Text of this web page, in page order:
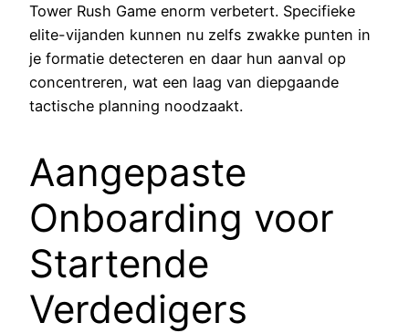
Tower Rush Game enorm verbetert. Specifieke
elite-vijanden kunnen nu zelfs zwakke punten in
je formatie detecteren en daar hun aanval op
concentreren, wat een laag van diepgaande
tactische planning noodzaakt.
Aangepaste
Onboarding voor
Startende
Verdedigers